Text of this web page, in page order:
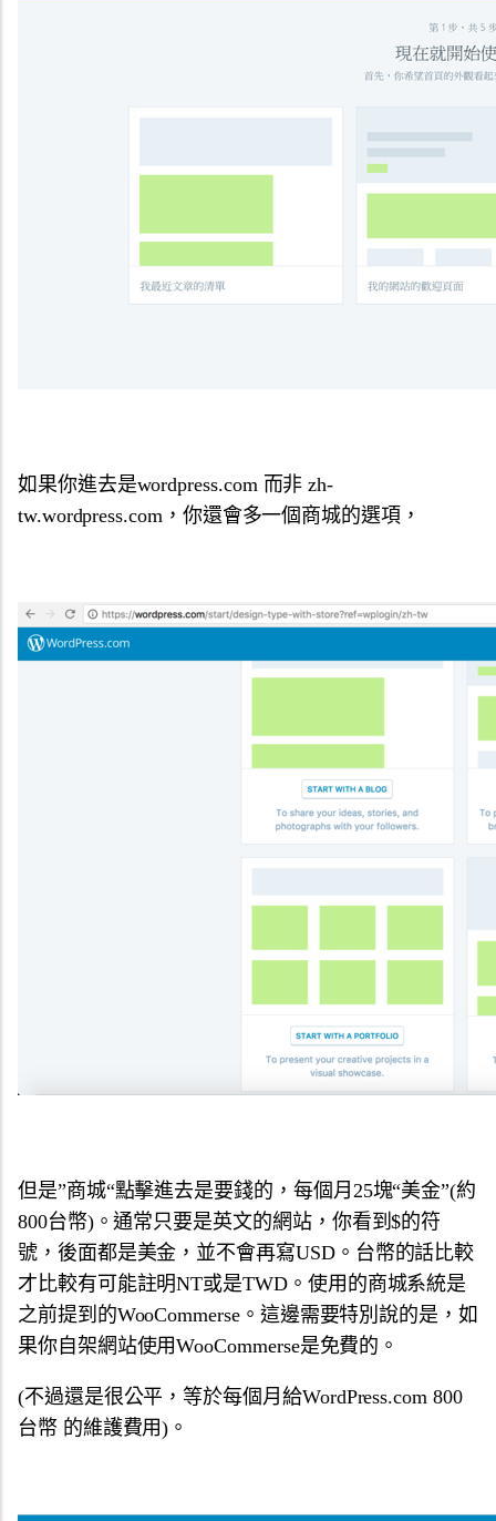
如果你進去是wordpress.com 而非 zh-
tw.wordpress.com，你還會多一個商城的選項，
但是”商城“點擊進去是要錢的，每個月25塊“美金”(約
800台幣)。通常只要是英文的網站，你看到$的符
號，後面都是美金，並不會再寫USD。台幣的話比較
才比較有可能註明NT或是TWD。使用的商城系統是
之前提到的WooCommerse。這邊需要特別說的是，如
果你自架網站使用WooCommerse是免費的。
(不過還是很公平，等於每個月給WordPress.com 800
台幣 的維護費用)。